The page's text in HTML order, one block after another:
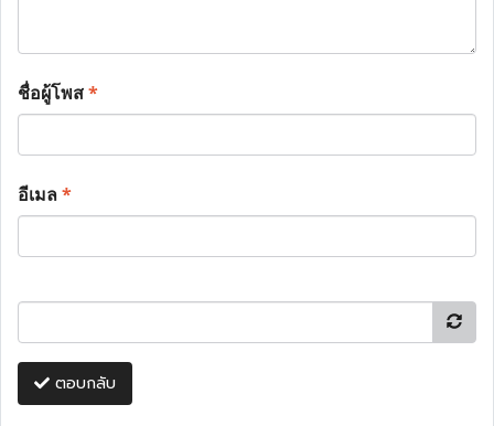
ชื่อผู้โพส*
อีเมล*
ตอบกลับ